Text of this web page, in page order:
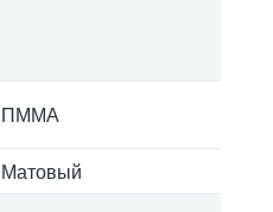
ПММА
Матовый